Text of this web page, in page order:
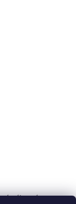
válcová 9m3